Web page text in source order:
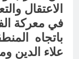
الاعتقال
في معركة
باتجاه
علاء الدين